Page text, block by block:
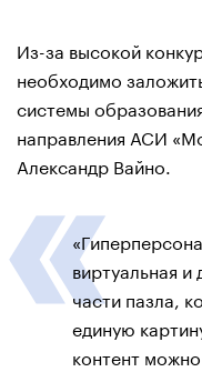
Из-за высокой
необходимо
системы
направления АСИ
Александр Вайно.
виртуальная
части пазла,
единую
контент